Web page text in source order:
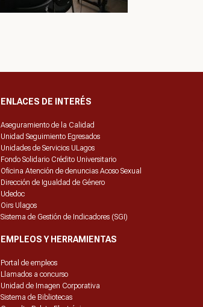
ENLACES DE INTERÉS
Aseguramiento de la Calidad
Unidad Seguimiento Egresados
Unidades de Servicios ULagos
Fondo Solidario Crédito Universitario
Oficina Atención de denuncias Acoso Sexual
Dirección de Igualdad de Género
Udedoc
Oirs Ulagos
Sistema de Gestión de Indicadores (SGI)
EMPLEOS Y HERRAMIENTAS
Portal de empleos
Llamados a concurso
Unidad de Imagen Corporativa
Sistema de Bibliotecas